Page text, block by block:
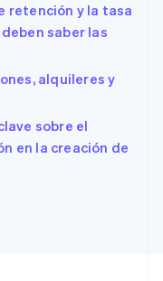
retención y la tasa
saber las
alquileres y
sobre el
en la creación de